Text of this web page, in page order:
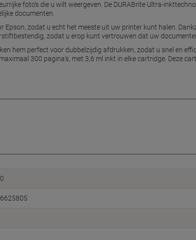
foto's die u wilt weergeven. De DURABrite Ultra-
documenten.
Epson, zodat u echt het meeste uit uw printer kunt halen.
zodat u erop kunt vertrouwen dat uw
hem perfect voor dubbelzijdig afdrukken, zodat u snel en
300 pagina's, met 3,6 ml inkt in elke cartridge. Deze